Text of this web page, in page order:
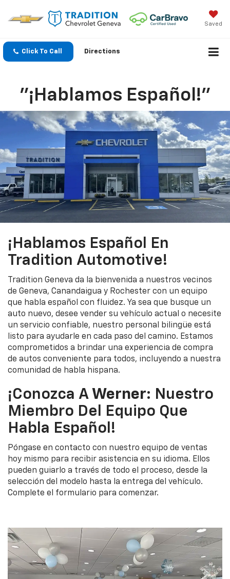
Saved
Click To Call Directions
"¡Hablamos Español!"
¡Hablamos Español En
Tradition Automotive!
Tradition Geneva da la bienvenida a nuestros vecinos
de Geneva, Canandaigua y Rochester con un equipo
que habla español con fluidez. Ya sea que busque un
auto nuevo, desee vender su vehículo actual o necesite
un servicio confiable, nuestro personal bilingüe está
listo para ayudarle en cada paso del camino. Estamos
comprometidos a brindar una experiencia de compra
de autos conveniente para todos, incluyendo a nuestra
comunidad de habla hispana.
¡Conozca A Werner: Nuestro
Miembro Del Equipo Que
Habla Español!
Póngase en contacto con nuestro equipo de ventas
hoy mismo para recibir asistencia en su idioma. Ellos
pueden guiarlo a través de todo el proceso, desde la
selección del modelo hasta la entrega del vehículo.
Complete el formulario para comenzar.